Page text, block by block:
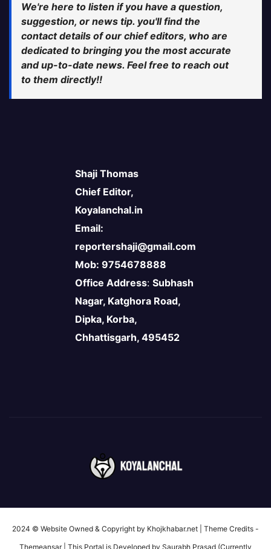
We're here to listen if you have a question,
suggestion, or news tip. you'll find the
contact details of our chief editors, who are
dedicated to bringing you the most accurate
and up-to-date news. Feel free to reach out
to them directly!!
Shaji Thomas
Chief Editor,
Koyalanchal.in
Email:
reportershaji@gmail.com
Mob: 9754678888
Office Address: Subhash
Nagar, Katghora Road,
Dipka, Korba,
Chhattisgarh, 495452